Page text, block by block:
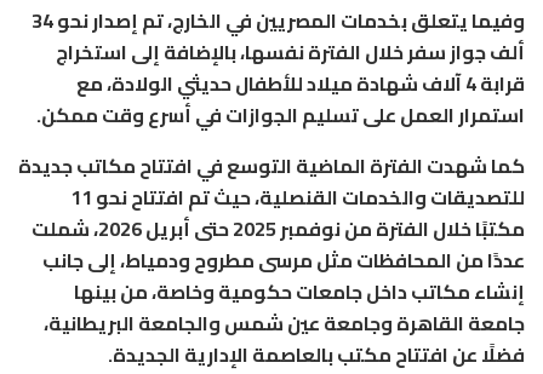
وفيما يتعلق بخدمات المصريين في الخارج، تم إصدار نحو 34
ألف جواز سفر خلال الفترة نفسها، بالإضافة إلى استخراج
قرابة 4 آلاف شهادة ميلاد للأطفال حديثي الولادة، مع
استمرار العمل على تسليم الجوازات في أسرع وقت ممكن.
كما شهدت الفترة الماضية التوسع في افتتاح مكاتب جديدة
للتصديقات والخدمات القنصلية، حيث تم افتتاح نحو 11
مكتبًا خلال الفترة من نوفمبر 2025 حتى أبريل 2026، شملت
عددًا من المحافظات مثل مرسى مطروح ودمياط، إلى جانب
إنشاء مكاتب داخل جامعات حكومية وخاصة، من بينها
جامعة القاهرة وجامعة عين شمس والجامعة البريطانية،
فضلًا عن افتتاح مكتب بالعاصمة الإدارية الجديدة.